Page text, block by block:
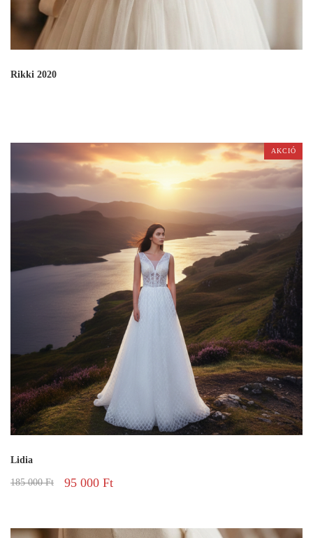
Rikki 2020
AKCIÓ
Lidia
185 000Ft 95 000 Ft